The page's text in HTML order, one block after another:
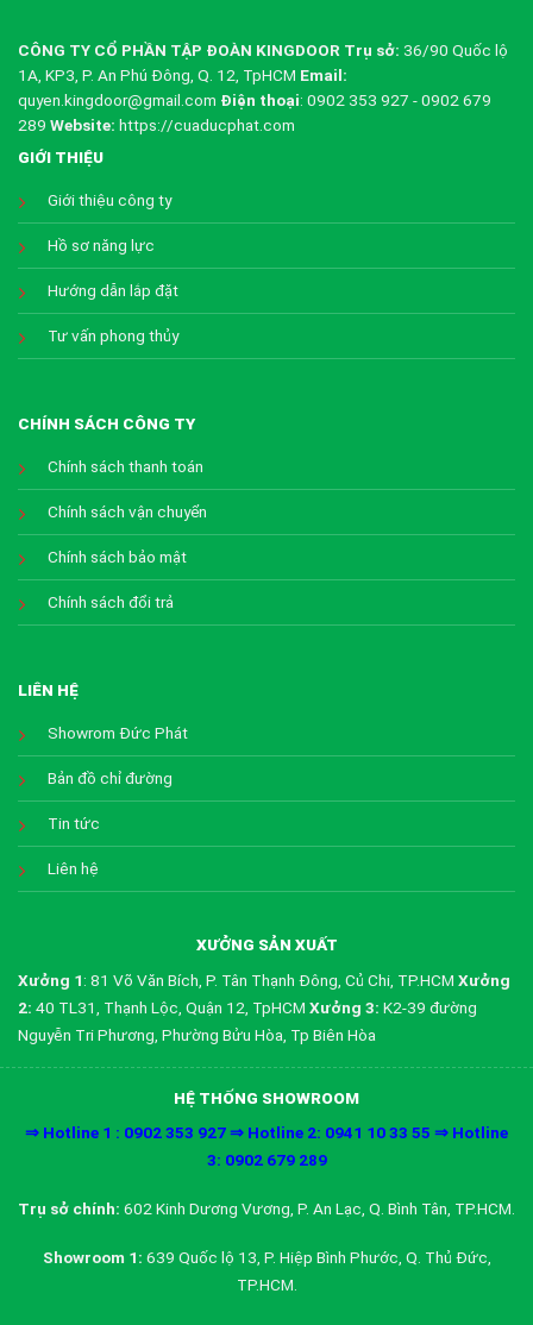
CÔNG TY CỔ PHẦN TẬP ĐOÀN KINGDOOR Trụ sở: 36/90 Quốc lộ
1A, KP3, P. An Phú Đông, Q. 12, TpHCM Email:
quyen.kingdoor@gmail.com Điện thoại: 0902 353 927 - 0902 679
289 Website: https://cuaducphat.com
GIỚI THIỆU
Giới thiệu công ty
Hồ sơ năng lực
Hướng dẫn lắp đặt
Tư vấn phong thủy
CHÍNH SÁCH CÔNG TY
Chính sách thanh toán
Chính sách vận chuyển
Chính sách bảo mật
Chính sách đổi trả
LIÊN HỆ
Showrom Đức Phát
Bản đồ chỉ đường
Tin tức
Liên hệ
XƯỞNG SẢN XUẤT
Xưởng 1: 81 Võ Văn Bích, P. Tân Thạnh Đông, Củ Chi, TP.HCM Xưởng
2: 40 TL31, Thạnh Lộc, Quận 12, TpHCM Xưởng 3: K2-39 đường
Nguyễn Tri Phương, Phường Bửu Hòa, Tp Biên Hòa
HỆ THỐNG SHOWROOM
⇒ Hotline 1 : 0902 353 927 ⇒ Hotline 2: 0941 10 33 55 ⇒ Hotline
3: 0902 679 289
Trụ sở chính: 602 Kinh Dương Vương, P. An Lạc, Q. Bình Tân, TP.HCM.
Showroom 1: 639 Quốc lộ 13, P. Hiệp Bình Phước, Q. Thủ Đức,
TP.HCM.